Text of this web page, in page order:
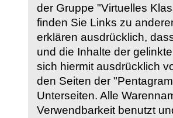
der Gruppe "Virtuelles
finden Sie Links zu
erklären ausdrücklich,
und die Inhalte der
sich hiermit ausdrücklich
den Seiten der
Unterseiten. Alle
Verwendbarkeit benutzt